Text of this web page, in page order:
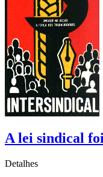
A lei sindical
Detalhes